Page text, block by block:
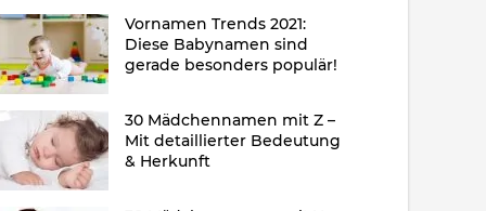
Vornamen Trends 2021:
Diese Babynamen sind
gerade besonders populär!
30 Mädchennamen mit Z –
Mit detaillierter Bedeutung
& Herkunft